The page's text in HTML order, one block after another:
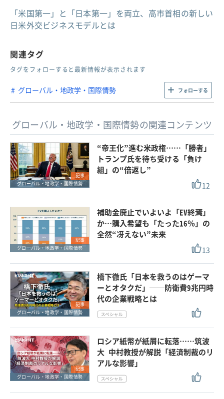
「米国第一」と「日本第一」を両立、高市首相の新しい
日米外交ビジネスモデルとは
関連タグ
タグをフォローすると最新情報が表示されます
グローバル・地政学・国際情勢 フォローする
グローバル・地政学・国際情勢の関連コンテンツ
記事
グローバル・地政学・国際情勢
“帝王化”進む米政権……「勝者」
トランプ氏を待ち受ける「負け
組」の“倍返し”
12
記事
グローバル・地政学・国際情勢
補助金廃止でいよいよ「EV終焉」
か…購入希望も「たった16％」の
全然“冴えない”未来
13
記事
グローバル・地政学・国際情勢
橋下徹氏「日本を救うのはゲーマ
ーとオタクだ」──防衛費9兆円時
代の企業戦略とは
記事
グローバル・地政学・国際情勢
ロシア紙幣が紙屑に転落……筑波
大 中村教授が解説「経済制裁のリ
アルな影響」